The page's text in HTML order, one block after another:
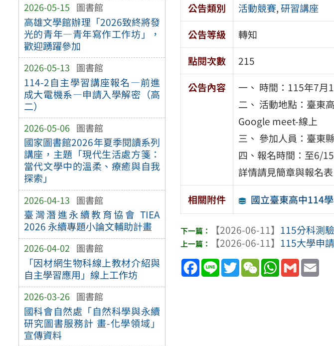
2026-05-15 圖書館
高雄文學館辦理「2026致終將發
光的青年—青年寫作工作坊」，
歡迎踴躍參加
2026-05-13 圖書館
114-2自主學習講座報名—前進
成大電機系—申請入學解密（高
二）
2026-05-06 圖書館
國家圖書館2026年夏季閱讀系列
講座，主題「現代生活處方箋：
當代文學中的溫柔、療癒與自我
探索」
2026-04-13 圖書館
臺灣潛進永續教育協會 TIEA
2026 永續專題小論文輔助計畫
2026-04-02 圖書館
「因材網生物科線上教材介紹與
自主學習應用」線上工作坊
2026-03-26 圖書館
國科會自然處「自然科學與永續
研究圖書服務計 畫-化學領域」
宣傳資料
公告類別
活動競賽,研習講座
公告等級
轉知
點閱次數
215
公告內容
一、 時間：115年7月
二、 活動地點：臺東
Google meet-線上
三、 參加人員：臺東
四、報名時間：至6/15
詳情請見簡章與報名表
相關附件
國立臺東高中114
【2026-06-11】 115分科測
【2026-06-11】 115大學申
Facebook
Line TwitterWeChatWhatsApp
Gmail